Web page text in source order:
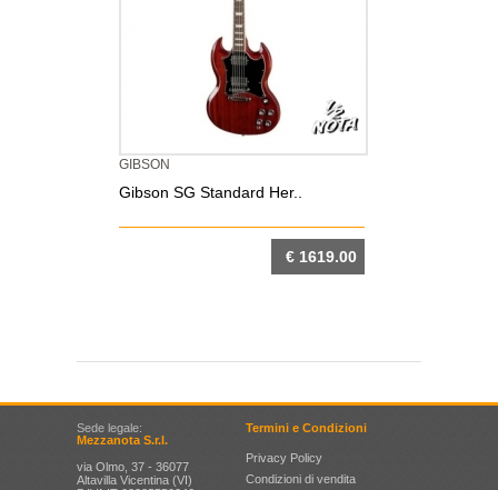
GIBSON
Gibson SG Standard Her..
€ 1619.00
Sede legale:
Mezzanota S.r.l.
via Olmo, 37 - 36077
Altavilla Vicentina (VI)
Termini e Condizioni
Privacy Policy
Condizioni di vendita